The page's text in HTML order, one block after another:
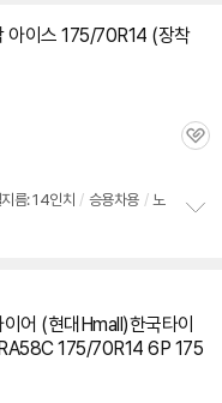
아이스 175/70R14 (장착
관
름: 14인치 / 승용차용 / 노
이어 (현대Hmall)한국타이
175/70R14 6P 175